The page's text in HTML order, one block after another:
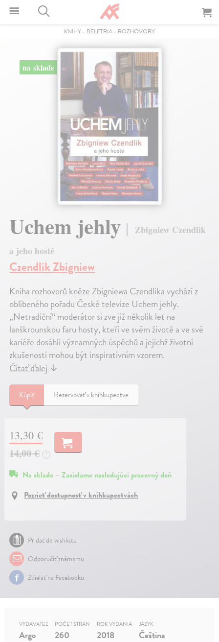
KNIHY - BELETRIA - ROZHOVORY
na sklade
Uchem jehly
Zbigniew Czendlik
a jeho hosté
Czendlik Zbigniew
Kniha rozhovorů kněze Zbigniewa Czendlika vychází z
oblíbeného pořadu České televize Uchem jehly.
„Netradiční“ moderátor si zve již několik let na
lanškrounskou faru hosty, kteří ve svém životě a ve své
kariéře dosáhli významných úspěchů a jejichž životní
zkušenosti mohou být inspirativním vzorem.
Čítať ďalej ↓
Kúpiť Rezervovať v kníhkupectve
13,30 €
14,00 €
?
Na sklade – Zasielame nasledujúci pracovný deň
Pozrieť dostupnosť v kníhkupectvách
Pridať do wishlistu
Odporučiť známemu
Zdielať na Facebooku
VYDAVATEĽ
Argo
POČET STRÁN
260
ROK VYDANIA
2018
JAZYK
Čeština